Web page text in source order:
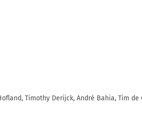
Timothy Derijck, André Bahia, Tim de